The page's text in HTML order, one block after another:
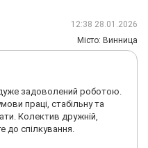
12:38 28.01.2026
Мiсто: Винница
задоволений роботою.
праці, стабільну та
Колектив дружній,
до спілкування.